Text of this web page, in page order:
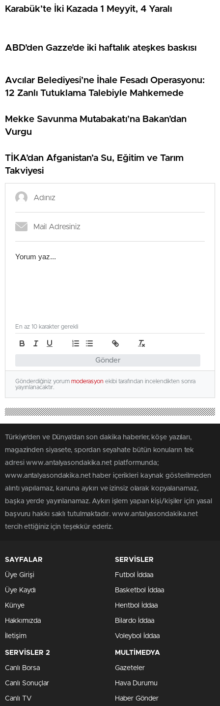
Karabük’te İki Kazada 1 Meyyit, 4 Yaralı
ABD’den Gazze’de iki haftalık ateşkes baskısı
Avcılar Belediyesi’ne İhale Fesadı Operasyonu:
12 Zanlı Tutuklama Talebiyle Mahkemede
Mekke Savunma Mutabakatı’na Bakan’dan
Vurgu
TİKA’dan Afganistan’a Su, Eğitim ve Tarım
Takviyesi
Gönder
En az 10 karakter gerekli
Gönderdiğiniz yorum moderasyon ekibi tarafından incelendikten sonra
yayınlanacaktır.
Türkiye'den ve Dünya’dan son dakika haberler, köşe yazıları,
magazinden siyasete, spordan seyahate bütün konuların tek
adresi www.antalyasondakika.net platformunda;
www.antalyasondakika.net haber içerikleri kaynak gösterilmeden
alıntı yapılamaz, kanuna aykırı ve izinsiz olarak kopyalanamaz,
başka yerde yayınlanamaz. Aykırı işlem yapan kişi/kişiler için yasal
başvuru hakkı saklı tutulmaktadır. www.antalyasondakika.net
tercih ettiğiniz için teşekkür ederiz.
SAYFALAR
Üye Girişi
Üye Kaydı
Künye
Hakkımızda
İletişim
SERVİSLER
Futbol İddaa
Basketbol İddaa
Hentbol İddaa
Bilardo İddaa
Voleybol İddaa
SERVİSLER 2
Canlı Borsa
Canlı Sonuçlar
Canlı TV
MULTİMEDYA
Gazeteler
Hava Durumu
Haber Gönder